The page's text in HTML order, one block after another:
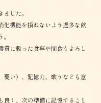
した。
化機能を損ねないよう過多な飲
質に頼った食事や間食もよろし
憂い）、記憶力、歌うなども意
良く、次の準備に記憶すること